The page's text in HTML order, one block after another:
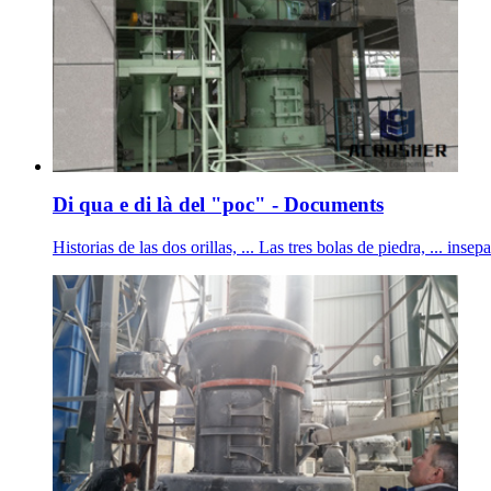
Di qua e di là del "poc" - Documents
Historias de las dos orillas, ... Las tres bolas de piedra, ...